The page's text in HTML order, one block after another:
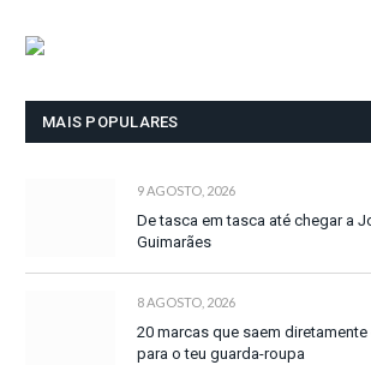
MAIS POPULARES
9 AGOSTO, 2026
De tasca em tasca até chegar a
Guimarães
8 AGOSTO, 2026
20 marcas que saem
para o teu guarda-roupa